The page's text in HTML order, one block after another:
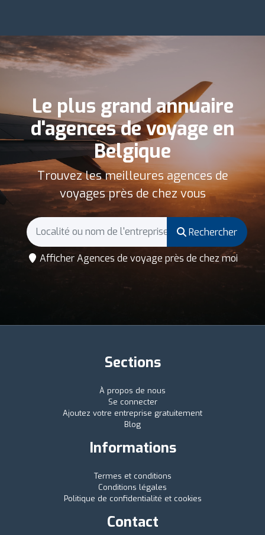
Le plus grand annuaire
d'agences de voyage en
Belgique
Trouvez les meilleures agences de
voyages près de chez vous
Rechercher
Afficher Agences de voyage près de chez moi
Sections
À propos de nous
Se connecter
Ajoutez votre entreprise gratuitement
Blog
Informations
Termes et conditions
Conditions légales
Politique de confidentialité et cookies
Contact